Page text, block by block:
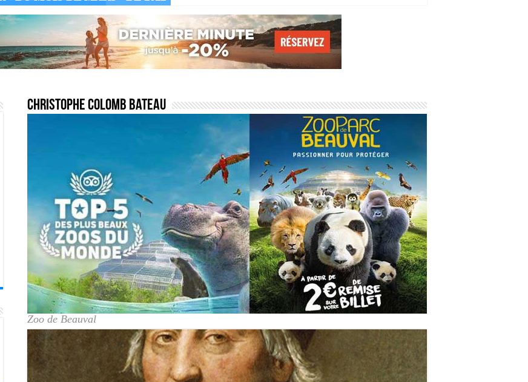
Christophe colomb bateau
Zoo de Beauval